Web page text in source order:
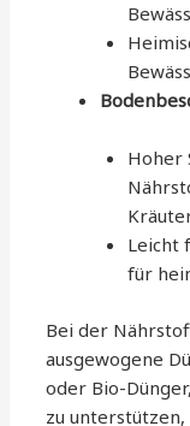
Hoher
Leicht
für
Bei der
ausgewogene
oder Bio-
zu unterstützen,